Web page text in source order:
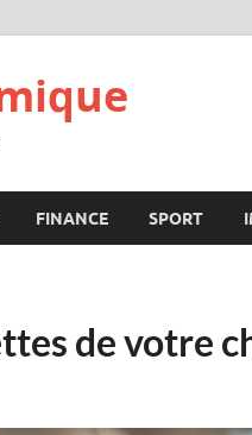
FINANCE SPORT
de votre